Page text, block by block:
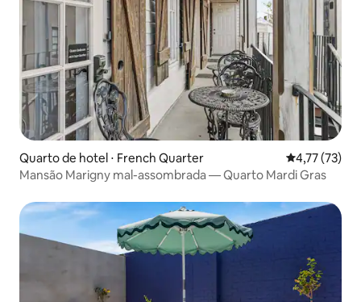
Quarto de hotel ⋅ French Quarter 4,77 de uma
4,77 (73)
Mansão Marigny mal-assombrada — Quarto Mardi Gras